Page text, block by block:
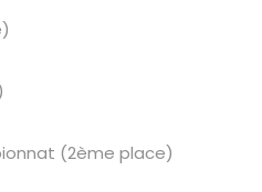
(2ème place)